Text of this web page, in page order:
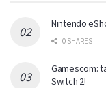
Nintendo
0 SHARES
Gamescom:
Switch 2!